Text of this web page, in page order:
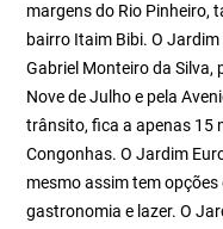
margens do Rio Pinheiro,
bairro Itaim Bibi. O
Gabriel Monteiro da Silva,
Nove de Julho e pela
trânsito, fica a apenas 15
Congonhas. O Jardim
mesmo assim tem
gastronomia e lazer. O